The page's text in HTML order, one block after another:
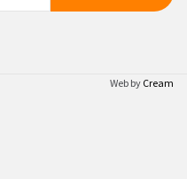
Web by Cream